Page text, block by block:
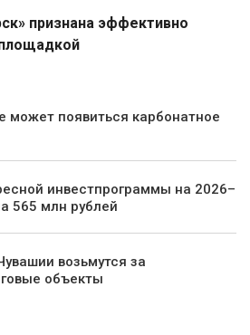
признана эффективно
может появиться карбонатное
инвестпрограммы на 2026–
565 млн рублей
возьмутся за
объекты